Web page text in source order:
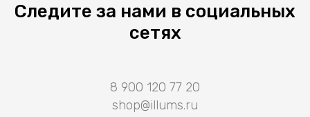
Следите за нами в социальных
сетях
8 900 120 77 20
shop@illums.ru